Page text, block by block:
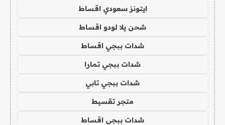
ايتونز سعودي اقساط
شحن يلا لودو اقساط
شدات ببجي اقساط
شدات ببجي تمارا
شدات ببجي تابي
متجر تقسيط
شدات ببجي اقساط